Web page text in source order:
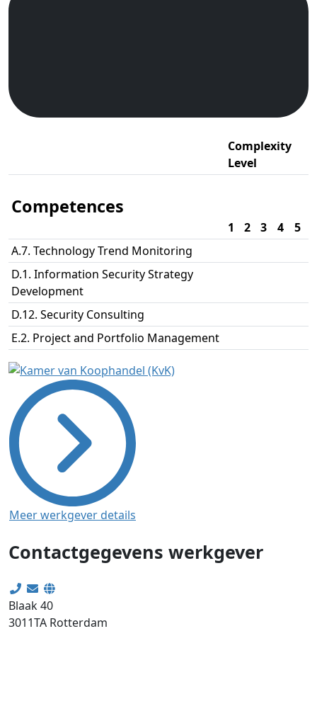
Complexity
Level
Competences
1 2 3 4
5
A.7. Technology Trend Monitoring
D.1. Information Security Strategy
Development
D.12. Security Consulting
E.2. Project and Portfolio Management
Meer werkgever details
Contactgegevens werkgever
Blaak 40
3011TA Rotterdam